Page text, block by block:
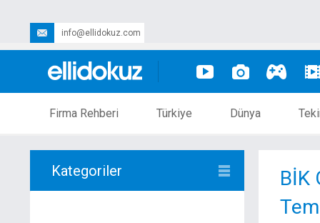
info@ellidokuz.com
Firma Rehberi Türkiye Dünya
Kategoriler
BİK